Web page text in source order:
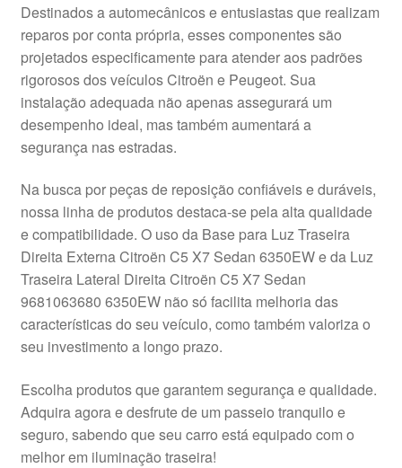
Política de Privacidade
Procedimento de Reclamação
Reclamações
Termos e Condições
Transporte
Destinados a automecânicos e entusiastas que realizam
reparos por conta própria, esses componentes são
projetados especificamente para atender aos padrões
rigorosos dos veículos Citroën e Peugeot. Sua
instalação adequada não apenas assegurará um
desempenho ideal, mas também aumentará a
segurança nas estradas.
Na busca por peças de reposição confiáveis e duráveis,
nossa linha de produtos destaca-se pela alta qualidade
e compatibilidade. O uso da Base para Luz Traseira
Direita Externa Citroën C5 X7 Sedan 6350EW e da Luz
Traseira Lateral Direita Citroën C5 X7 Sedan
9681063680 6350EW não só facilita melhoria das
características do seu veículo, como também valoriza o
seu investimento a longo prazo.
Escolha produtos que garantem segurança e qualidade.
Adquira agora e desfrute de um passeio tranquilo e
seguro, sabendo que seu carro está equipado com o
melhor em iluminação traseira!